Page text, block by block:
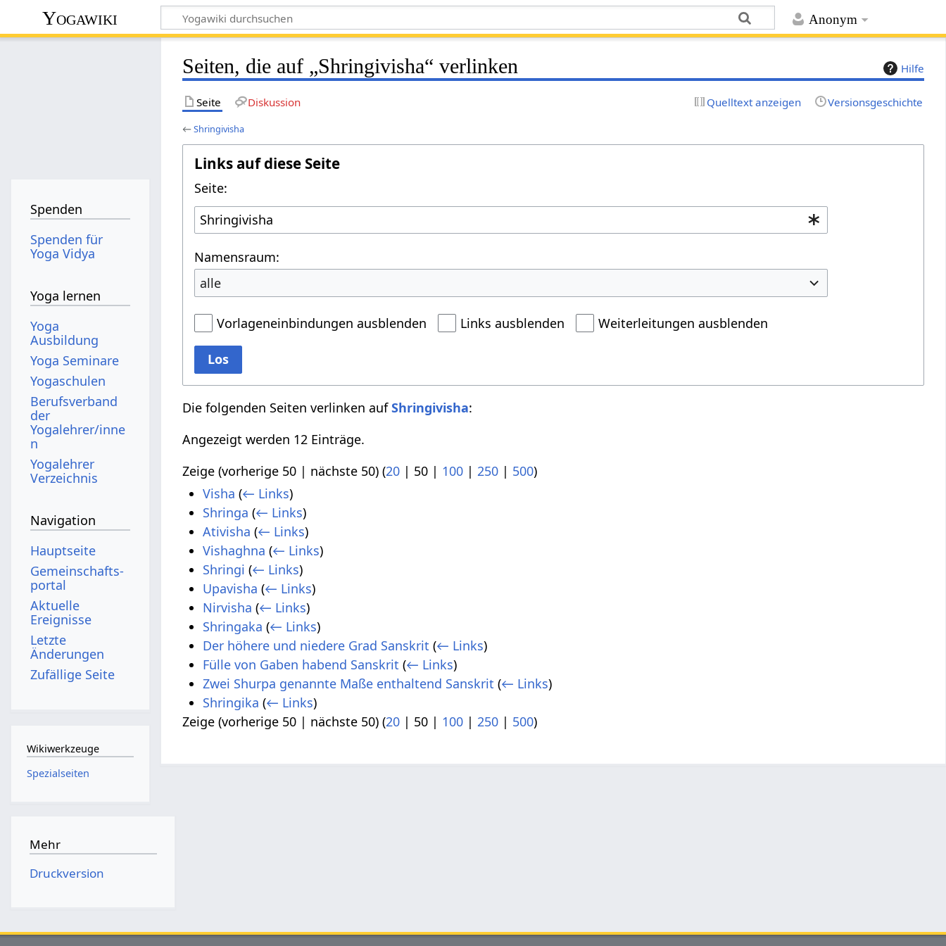
Anonym
Yogawiki
Hilfe
Seiten, die auf „Shringivisha“ verlinken
Seite Diskussion Quelltext anzeigen Versionsgeschichte
←Shringivisha
Links auf diese Seite
Seite:
Namensraum:
alle
Vorlageneinbindungen ausblenden Links ausblenden Weiterleitungen ausblenden
Los
Die folgenden Seiten verlinken aufShringivisha:
Angezeigt werden 12 Einträge.
Zeige (vorherige 50 | nächste 50) (20 | 50 | 100 |250 | 500)
Visha (← Links)
Shringa (← Links)
Ativisha (← Links)
Vishaghna (← Links)
Shringi (← Links)
Upavisha (← Links)
Nirvisha (← Links)
Shringaka (← Links)
Der höhere und niedere Grad Sanskrit (← Links)
Fülle von Gaben habend Sanskrit (← Links)
Zwei Shurpa genannte Maße enthaltend Sanskrit (← Links)
Shringika (← Links)
Zeige (vorherige 50 | nächste 50) (20 | 50 | 100 |250 | 500)
Spenden
Spenden für
Yoga Vidya
Yoga lernen
Yoga
Ausbildung
Yoga Seminare
Yogaschulen
Berufsverband
der
Yogalehrer/inne
n
Yogalehrer
Verzeichnis
Navigation
Hauptseite
Gemeinschafts­
portal
Aktuelle
Ereignisse
Letzte
Änderungen
Zufällige Seite
Wikiwerkzeuge
Spezialseiten
Mehr
Druckversion